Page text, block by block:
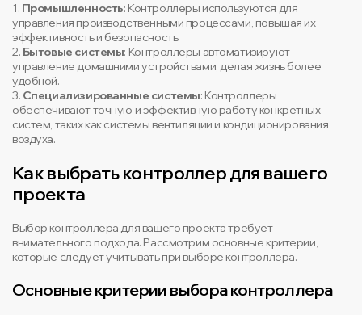
1. Промышленность: Контроллеры используются для
управления производственными процессами, повышая их
эффективность и безопасность.
2. Бытовые системы: Контроллеры автоматизируют
управление домашними устройствами, делая жизнь более
удобной.
3. Специализированные системы: Контроллеры
обеспечивают точную и эффективную работу конкретных
систем, таких как системы вентиляции и кондиционирования
воздуха.
Как выбрать контроллер для вашего
проекта
Выбор контроллера для вашего проекта требует
внимательного подхода. Рассмотрим основные критерии,
которые следует учитывать при выборе контроллера.
Основные критерии выбора контроллера